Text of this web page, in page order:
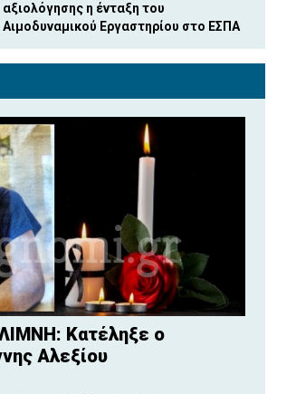
αξιολόγησης η ένταξη του
Αιμοδυναμικού Εργαστηρίου στο ΕΣΠΑ
Κατέληξε ο
Αλεξίου